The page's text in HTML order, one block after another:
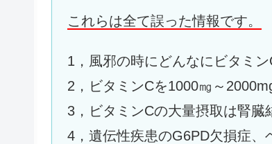
これらは全て誤った情報です。
1，風邪の時にどんなにビタミ
2，ビタミンCを1000㎎～
3，ビタミンCの大量摂取は腎臓
4，遺伝性疾患のG6PD欠損症、